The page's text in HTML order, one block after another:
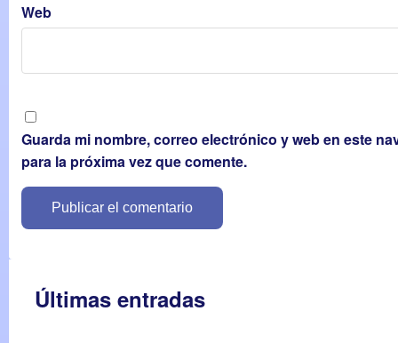
Web
Guarda mi nombre, correo electrónico y web en este
para la próxima vez que comente.
Últimas entradas